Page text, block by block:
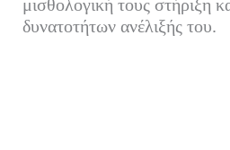
μισθολογική τους στήριξη
δυνατοτήτων ανέλιξής του.